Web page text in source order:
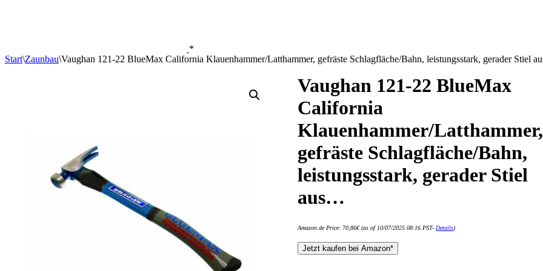
*
Start\Zaunbau\Vaughan 121-22 BlueMax California Klauenhammer/Latthammer, gefräste Schlagfläche/Bahn, leistungsstark, gerader Stiel
Vaughan 121-22 BlueMax
California
Klauenhammer/Latthammer,
gefräste Schlagfläche/Bahn,
leistungsstark, gerader Stiel
aus…
Amazon.de Price:70,86€(as of 10/07/2025 08:16 PST-Details)
Jetzt kaufen bei Amazon*